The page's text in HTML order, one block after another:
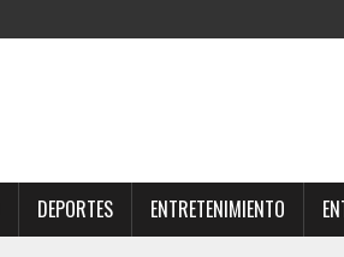
DEPORTES ENTRETENIMIENTO